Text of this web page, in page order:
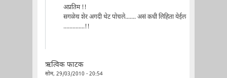
अप्रतिम !!
सगळेच शेर अगदी थेट पोचले....... असं कधी लिहिता येईल
..............!!
ऋत्विक फाटक
सोम, 29/03/2010 - 20:54